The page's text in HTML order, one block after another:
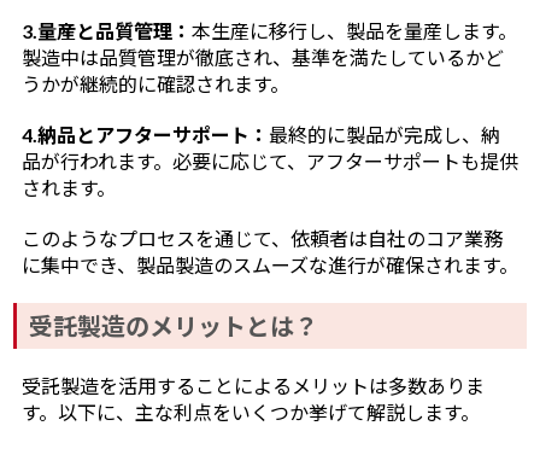
3.量産と品質管理： 本生産に移行し、製品を量産します。
製造中は品質管理が徹底され、基準を満たしているかど
うかが継続的に確認されます。
4.納品とアフターサポート： 最終的に製品が完成し、納
品が行われます。必要に応じて、アフターサポートも提供
されます。
このようなプロセスを通じて、依頼者は自社のコア業務
に集中でき、製品製造のスムーズな進行が確保されます。
受託製造のメリットとは？
受託製造を活用することによるメリットは多数ありま
す。以下に、主な利点をいくつか挙げて解説します。